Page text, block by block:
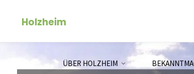
Holzheim
ÜBER HOLZHEIM